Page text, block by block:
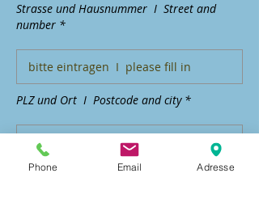
Strasse und Hausnummer I Street and
number *
PLZ und Ort I Postcode and city *
Land | Country*
Phone Email Adresse